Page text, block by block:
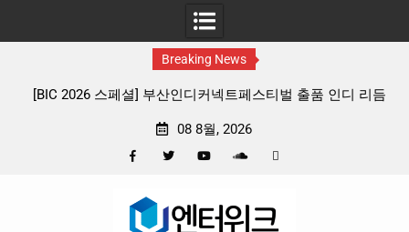
Breaking News
스페셜] 부산인디커넥트페스티벌 출품 인디 리듬
판타지 케이팝
08 8월, 2026
Google